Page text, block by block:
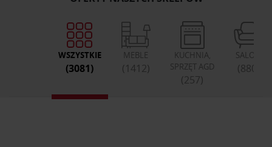
WSZYSTKIE
(3081)
MEBLE
(1412)
KUCHNIA,
SPRZĘT AGD
(257)
SALON
(880)